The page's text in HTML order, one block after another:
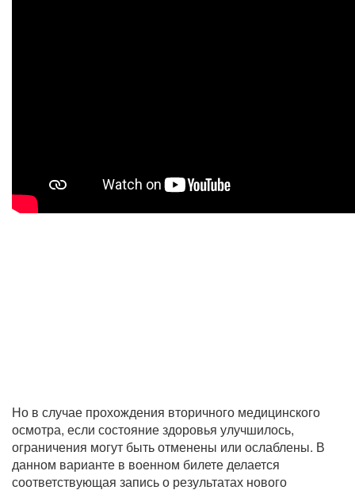
Но в случае прохождения вторичного медицинского
осмотра, если состояние здоровья улучшилось,
ограничения могут быть отменены или ослаблены. В
данном варианте в военном билете делается
соответствующая запись о результатах нового